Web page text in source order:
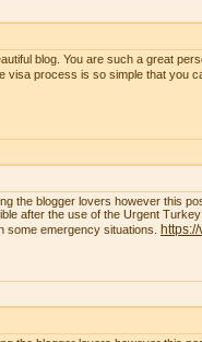
blog. You are such a great
visa process is so simple that you
the blogger lovers however this
after the use of the Urgent
some emergency situations.